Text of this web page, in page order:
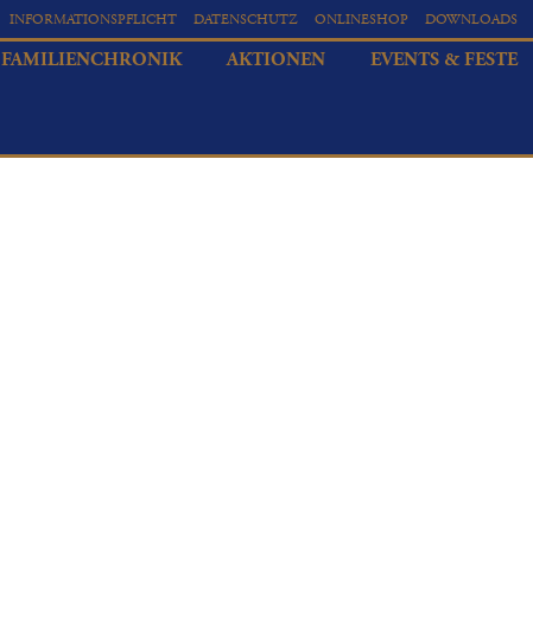
INFORMATIONSPFLICHT DATENSCHUTZ ONLINESHOP DOWNLOADS
FAMILIENCHRONIK AKTIONEN EVENTS & FESTE